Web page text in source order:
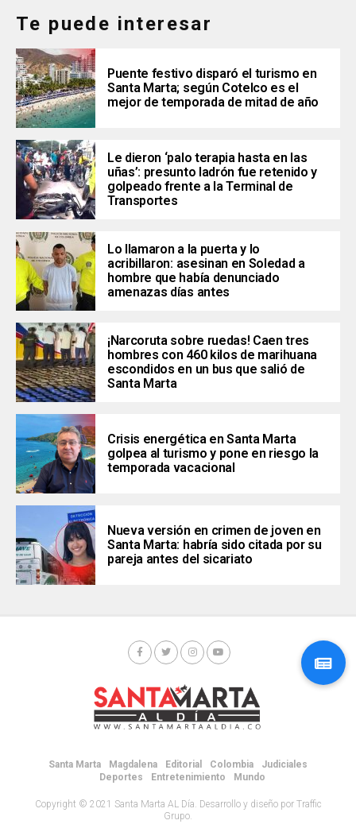
Te puede interesar
Puente festivo disparó el turismo en
Santa Marta; según Cotelco es el
mejor de temporada de mitad de año
Le dieron ‘palo terapia hasta en las
uñas’: presunto ladrón fue retenido y
golpeado frente a la Terminal de
Transportes
Lo llamaron a la puerta y lo
acribillaron: asesinan en Soledad a
hombre que había denunciado
amenazas días antes
¡Narcoruta sobre ruedas! Caen tres
hombres con 460 kilos de marihuana
escondidos en un bus que salió de
Santa Marta
Crisis energética en Santa Marta
golpea al turismo y pone en riesgo la
temporada vacacional
Nueva versión en crimen de joven en
Santa Marta: habría sido citada por su
pareja antes del sicariato
Santa Marta Magdalena Editorial Colombia
Judiciales
Deportes
Entretenimiento Mundo
Copyright © 2021 Santa Marta AL Día. Desarrollo y diseño por Traffic
Grupo.